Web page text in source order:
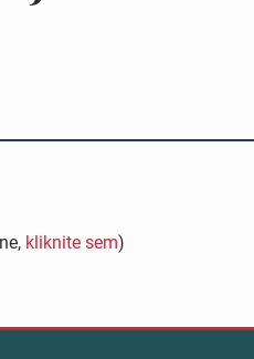
kliknite sem)